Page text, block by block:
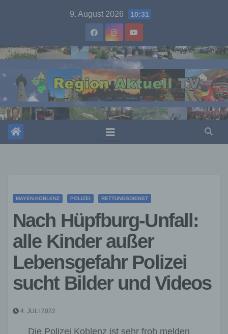
9. August 2026 10:31
MAYEN-KOBLENZ POLIZEI RETTUNGSDIENST
Nach Hüpfburg-Unfall:
alle Kinder außer
Lebensgefahr Polizei
sucht Bilder und Videos
4. JULI 2022
Die Polizei Koblenz ist sehr froh melden